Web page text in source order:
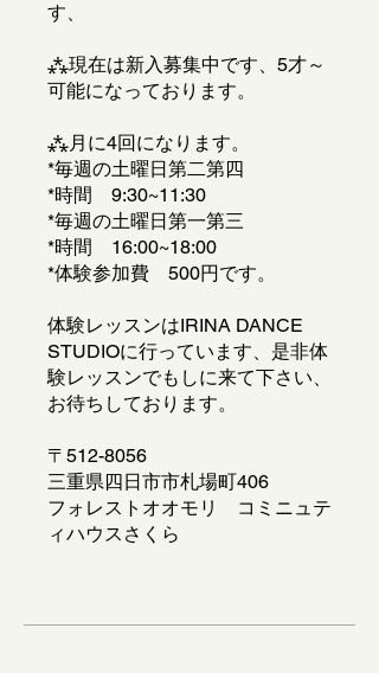
す、
⁂現在は新入募集中です、5才～
可能になっております。
⁂月に4回になります。
*毎週の土曜日第二第四
*時間 9:30~11:30
*毎週の土曜日第一第三
*時間 16:00~18:00
*体験参加費 500円です。
体験レッスンはIRINA DANCE
STUDIOに行っています、是非体
験レッスンでもしに来て下さい、
お待ちしております。
〒512-8056
三重県四日市市札場町406
フォレストオオモリ コミニュテ
ィハウスさくら